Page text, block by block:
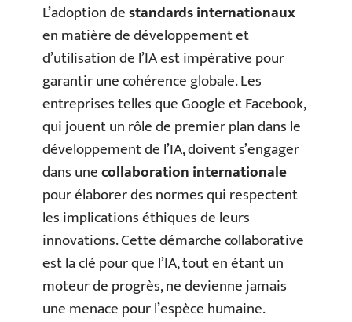
L’adoption destandards internationaux
en matière de développement et
d’utilisation de l’IA est impérative pour
garantir une cohérence globale. Les
entreprises telles que Google et Facebook,
qui jouent un rôle de premier plan dans le
développement de l’IA, doivent s’engager
dans unecollaboration internationale
pour élaborer des normes qui respectent
les implications éthiques de leurs
innovations. Cette démarche collaborative
est la clé pour que l’IA, tout en étant un
moteur de progrès, ne devienne jamais
une menace pour l’espèce humaine.